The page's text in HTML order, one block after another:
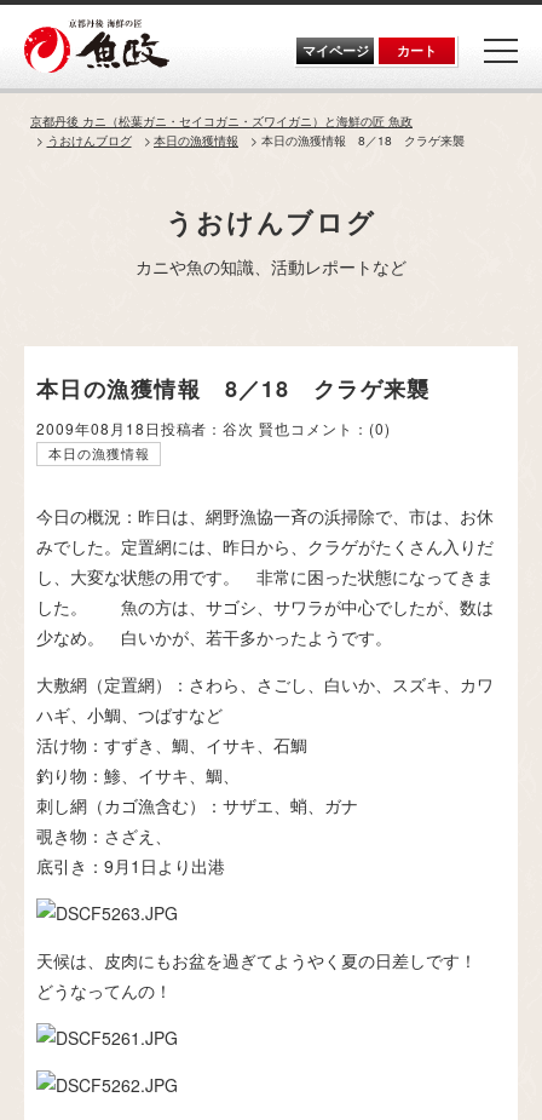
Skip
content
マイページ カート
京都丹後 カニ（松葉ガニ・セイコガニ・ズワイガニ）と海鮮の匠 魚政
うおけんブログ
本日の漁獲情報 本日の漁獲情報 8／18 クラゲ来襲
うおけんブログ
カニや魚の知識、活動レポートなど
本日の漁獲情報 8／18 クラゲ来襲
2009年08月18日投稿者：谷次 賢也コメント： (0)
本日の漁獲情報
今日の概況：昨日は、網野漁協一斉の浜掃除で、市は、お休
みでした。定置網には、昨日から、クラゲがたくさん入りだ
し、大変な状態の用です。 非常に困った状態になってきま
した。 魚の方は、サゴシ、サワラが中心でしたが、数は
少なめ。 白いかが、若干多かったようです。
大敷網（定置網）：さわら、さごし、白いか、スズキ、カワ
ハギ、小鯛、つばすなど
活け物：すずき、鯛、イサキ、石鯛
釣り物：鯵、イサキ、鯛、
刺し網（カゴ漁含む）：サザエ、蛸、ガナ
覗き物：さざえ、
底引き：9月1日より出港
天候は、皮肉にもお盆を過ぎてようやく夏の日差しです！
どうなってんの！